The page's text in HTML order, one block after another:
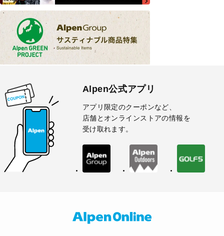
Alpen公式アプリ
アプリ限定のクーポンなど、
店舗とオンラインストアの情報を
受け取れます。